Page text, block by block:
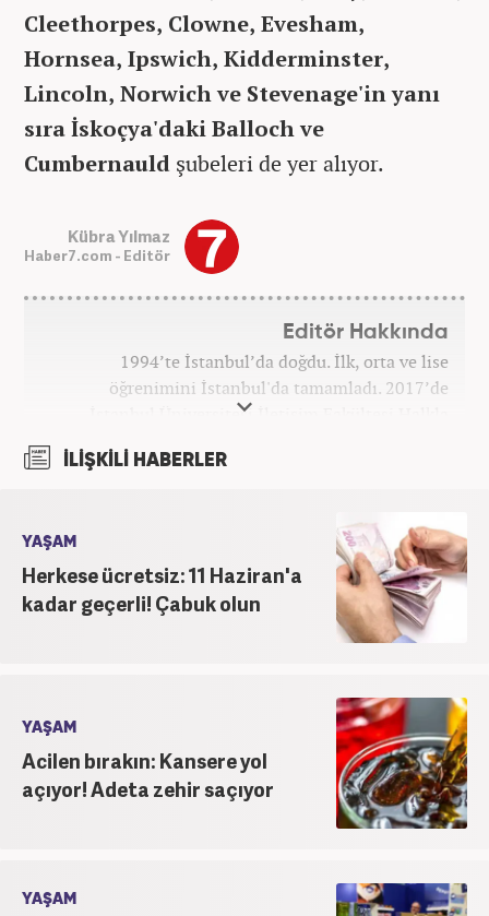
Cleethorpes, Clowne, Evesham,
Hornsea, Ipswich, Kidderminster,
Lincoln, Norwich ve Stevenage'in yanı
sıra İskoçya'daki Balloch ve
Cumbernauld şubeleri de yer alıyor.
Kübra Yılmaz
Haber7.com - Editör
Editör Hakkında
1994’te İstanbul’da doğdu. İlk, orta ve lise
öğrenimini İstanbul'da tamamladı. 2017’de
İstanbul Üniversitesi İletişim Fakültesi Halkla
2017’den beri Kanal7 Medya Grubu’na bağlı
etmektedir.
İLİŞKİLİ HABERLER
YAŞAM
Herkese ücretsiz: 11 Haziran'a
kadar geçerli! Çabuk olun
YAŞAM
Acilen bırakın: Kansere yol
açıyor! Adeta zehir saçıyor
YAŞAM